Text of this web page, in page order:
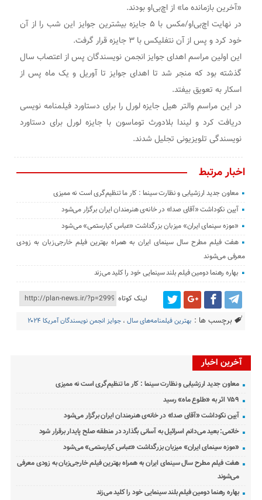
«آخرین بازمانده ما» از اچ‌بی‌او بودند.
در نهایت اچ‌بی‌او/مکس با ۵ جایزه بیشترین جوایز این شب را از آن
خود کرد و پس از آن نتفلیکس با ۳ جایزه قرار گرفت.
این اولین مراسم اهدای جوایز انجمن نویسندگان پس از اعتصاب سال
گذشته بود که منجر شد تا اهدای جوایز تا آوریل و یک ماه پس از
اسکار به تعویق بیفتد.
در این مراسم والتر هیل جایزه لورل را برای دستاورد فیلمنامه نویسی
دریافت کرد و لیندا بلادورث توماسون با جایزه لورل برای دستاورد
نویسندگی تلویزیونی تجلیل شدند.
اخبار مرتبط
معاون جدید ارزشیابی و نظارت سینما : کار ما تنظیم‌گری است نه ممیزی
آیین نکوداشت «آقای صدا» در خانه‌ی هنرمندان ایران برگزار می‌شود
«موزه سینمای ایران» میزبان بزرگداشت «عباس کیارستمی» می‌شود
هفت فیلم مطرح سال سینمای ایران به همراه بهترین فیلم خارجی‌زبان به زودی
معرفی می‌شوند
بهاره رهنما دومین فیلم بلند سینمایی خود را کلید می‌زند
لینک کوتاه
برچسب ها : بهترین فیلمنامه‌های سال ،جوایز انجمن نویسندگان آمریکا ۲۰۲۴
آخرین اخبار
معاون جدید ارزشیابی و نظارت سینما : کار ما تنظیم‌گری است نه ممیزی
۷۵۹ اثر به «طلوع ماه» رسید
آیین نکوداشت «آقای صدا» در خانه‌ی هنرمندان ایران برگزار می‌شود
خاتمی: بعید می‌دانم اسرائیل به آسانی بگذارد در منطقه صلح پایدار برقرار شود
«موزه سینمای ایران» میزبان بزرگداشت «عباس کیارستمی» می‌شود
هفت فیلم مطرح سال سینمای ایران به همراه بهترین فیلم خارجی‌زبان به زودی معرفی
می‌شوند
بهاره رهنما دومین فیلم بلند سینمایی خود را کلید می‌زند